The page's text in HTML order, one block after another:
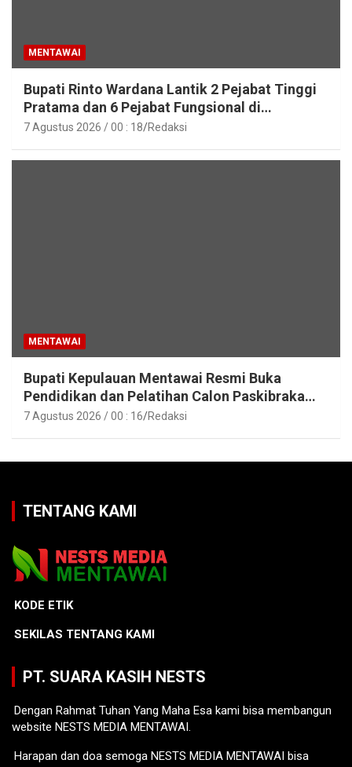
MENTAWAI
Bupati Rinto Wardana Lantik 2 Pejabat Tinggi
Pratama dan 6 Pejabat Fungsional di
Lingkungan Pemkab Kepulauan Mentawai
7 Agustus 2026 / 00 : 18 Redaksi
MENTAWAI
Bupati Kepulauan Mentawai Resmi Buka
Pendidikan dan Pelatihan Calon Paskibraka
Tahun 2026
7 Agustus 2026 / 00 : 16 Redaksi
TENTANG KAMI
KODE ETIK
SEKILAS TENTANG KAMI
PT. SUARA KASIH NESTS
Dengan Rahmat Tuhan Yang Maha Esa kami bisa membangun
website NESTS MEDIA MENTAWAI.
Harapan dan doa semoga NESTS MEDIA MENTAWAI bisa